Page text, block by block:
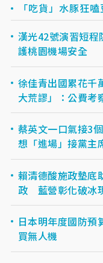
「吃貨」水豚狂
漢光42號演習短
護桃園機場安全
徐佳青出國累花千
大荒謬」：公費考
蔡英文一口氣接3
想「進場」接黨主
賴清德酸施政墊底
政 藍營彰化破冰
日本明年度國防
買無人機